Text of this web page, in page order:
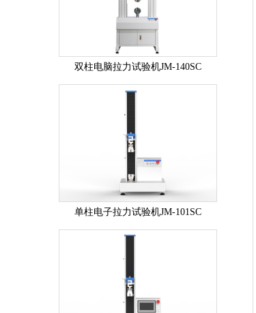
双柱电脑拉力试验机JM-140SC
单柱电子拉力试验机JM-101SC